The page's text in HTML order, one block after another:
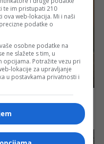
te im pristupati 210
web-lokacija. Mi i naši
podatke o
osobne podatke na
ne slažete s tim, u
opcijama. Potražite vezu pri
lokacije za upravljanje
u postavkama privatnosti i